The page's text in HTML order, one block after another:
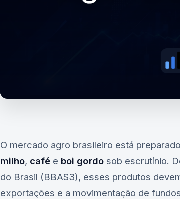
O mercado agro brasileiro está
milho, café e boi gordo sob escrutínio.
do Brasil (BBAS3), esses produtos
exportações e a movimentação de